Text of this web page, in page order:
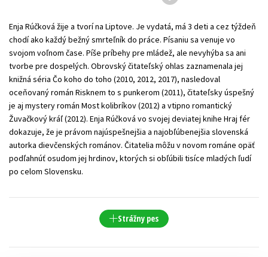
Enja Rúčková žije a tvorí na Liptove. Je vydatá, má 3 deti a cez týždeň
chodí ako každý bežný smrteľník do práce. Písaniu sa venuje vo
svojom voľnom čase. Píše príbehy pre mládež, ale nevyhýba sa ani
tvorbe pre dospelých. Obrovský čitateľský ohlas zaznamenala jej
knižná séria Čo koho do toho (2010, 2012, 2017), nasledoval
oceňovaný román Risknem to s punkerom (2011), čitateľsky úspešný
je aj mystery román Most kolibríkov (2012) a vtipno romantický
Žuvačkový kráľ (2012). Enja Rúčková vo svojej deviatej knihe Hraj fér
dokazuje, že je právom najúspešnejšia a najobľúbenejšia slovenská
autorka dievčenských románov. Čitatelia môžu v novom románe opäť
podľahnúť osudom jej hrdinov, ktorých si obľúbili tisíce mladých ľudí
po celom Slovensku.
Strážny pes